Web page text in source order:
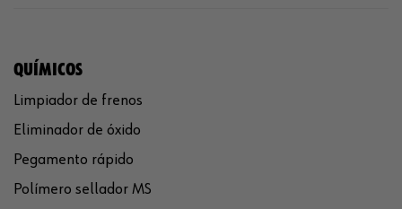
QUÍMICOS
Limpiador de frenos
Eliminador de óxido
Pegamento rápido
Polímero sellador MS